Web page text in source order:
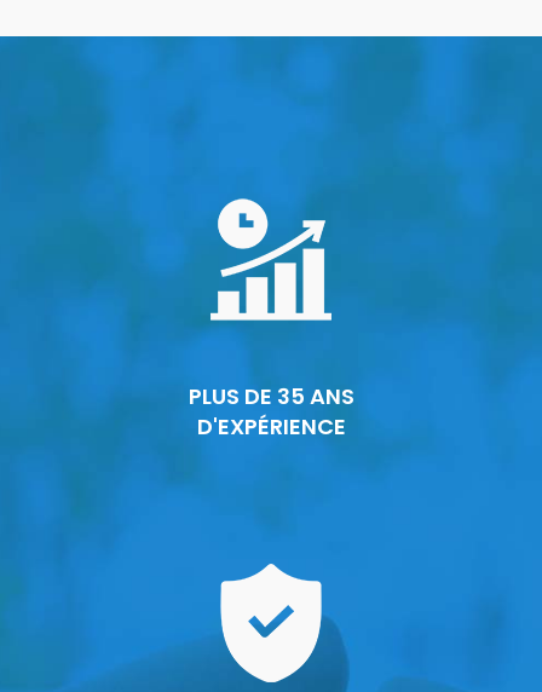
PLUS DE 35 ANS
D'EXPÉRIENCE